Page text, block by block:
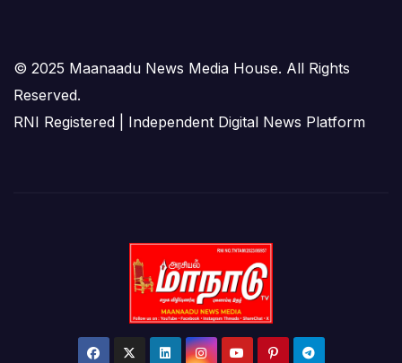
© 2025 Maanaadu News Media House. All Rights
Reserved.
RNI Registered | Independent Digital News Platform